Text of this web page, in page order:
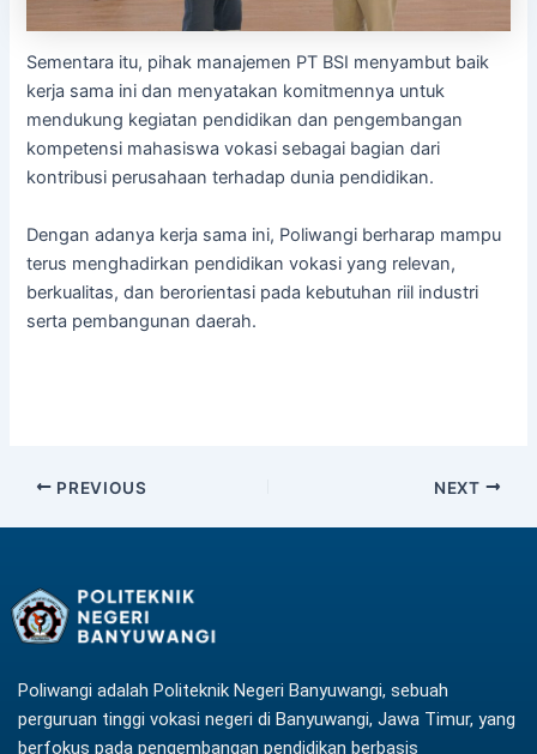
Sementara itu, pihak manajemen PT BSI menyambut baik
kerja sama ini dan menyatakan komitmennya untuk
mendukung kegiatan pendidikan dan pengembangan
kompetensi mahasiswa vokasi sebagai bagian dari
kontribusi perusahaan terhadap dunia pendidikan.
Dengan adanya kerja sama ini, Poliwangi berharap mampu
terus menghadirkan pendidikan vokasi yang relevan,
berkualitas, dan berorientasi pada kebutuhan riil industri
serta pembangunan daerah.
PREVIOUS NEXT
Poliwangi adalah Politeknik Negeri Banyuwangi, sebuah
perguruan tinggi vokasi negeri di Banyuwangi, Jawa Timur, yang
berfokus pada pengembangan pendidikan berbasis